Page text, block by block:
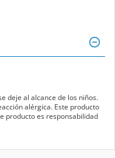
deje al alcance de los niños.
alérgica. Este producto
producto es responsabilidad